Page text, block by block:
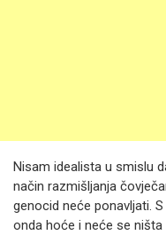
Nisam idealista u smislu
način razmišljanja
genocid neće ponavljati.
onda hoće i neće se